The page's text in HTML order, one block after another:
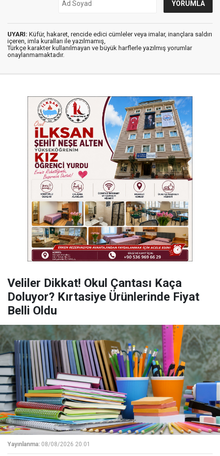
UYARI: Küfür, hakaret, rencide edici cümleler veya imalar, inançlara saldırı
içeren, imla kuralları ile yazılmamış,
Türkçe karakter kullanılmayan ve büyük harflerle yazılmış yorumlar
onaylanmamaktadır.
Veliler Dikkat! Okul Çantası Kaça
Doluyor? Kırtasiye Ürünlerinde Fiyat
Belli Oldu
Yayınlanma: 08/08/2026 20:01